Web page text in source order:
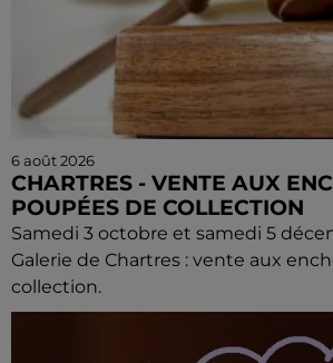
6 août 2026
CHARTRES - VENTE AUX
POUPÉES DE COLLECTION
Samedi 3 octobre et samedi 5
Galerie de Chartres : vente aux
collection.